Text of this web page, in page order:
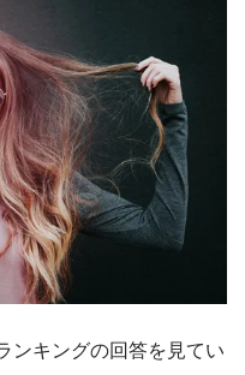
ンキングの回答を見てい